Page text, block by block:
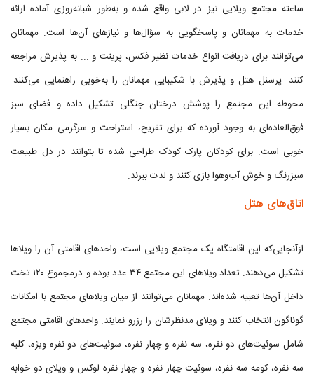
ساعته مجتمع ویلایی نیز در لابی واقع شده و به‌طور شبانه‌روزی آماده ارائه
خدمات به مهمانان و پاسخگویی به سؤال‌ها و نیازهای آن‌ها است. مهمانان
می‌توانند برای دریافت انواع خدمات نظیر فکس، پرینت و ... به پذیرش مراجعه
کنند. پرسنل هتل و پذیرش با شکیبایی مهمانان را به‌خوبی راهنمایی می‌کنند.
محوطه این مجتمع را پوشش درختان جنگلی تشکیل داده و فضای سبز
فوق‌العاده‌ای به وجود آورده که برای تفریح، استراحت و سرگرمی مکان بسیار
خوبی است. برای کودکان پارک کودک طراحی شده تا بتوانند در دل طبیعت
سبزرنگ و خوش آب‌وهوا بازی کنند و لذت ببرند.
اتاق‌های هتل
ازآنجایی‌که این اقامتگاه یک مجتمع ویلایی است، واحدهای اقامتی آن را ویلاها
تشکیل می‌دهند. تعداد ویلاهای این مجتمع ۳۴ عدد بوده و درمجموع ۱۲۰ تخت
داخل آن‌ها تعبیه شده‌اند. مهمانان می‌توانند از میان ویلاهای مجتمع با امکانات
گوناگون انتخاب کنند و ویلای مدنظرشان را رزرو نمایند. واحدهای اقامتی مجتمع
شامل سوئیت‌های دو نفره، سه نفره و چهار نفره، سوئیت‌های دو نفره ویژه، کلبه
سه نفره، کومه سه نفره، سوئیت چهار نفره و چهار نفره لوکس و ویلای دو خوابه